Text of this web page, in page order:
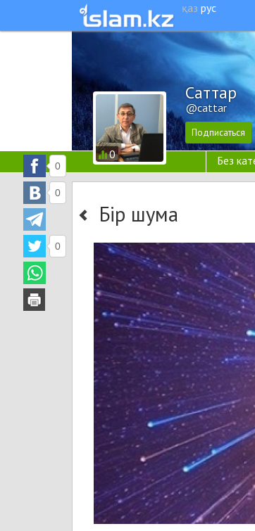
қаз рус
0
Cаттар
@cattar
Без
Бір шумақ
0
0
0